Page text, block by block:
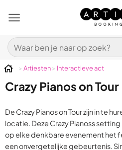
naar
Zoeken
naar:
> Artiesten> Interactieve act
Crazy Pianos on Tour
De Crazy Pianos on Tour zijn in te
locatie. Deze Crazy Pianoss
op elke denkbare evenement het
een onvergetelijke gebeurtenis.